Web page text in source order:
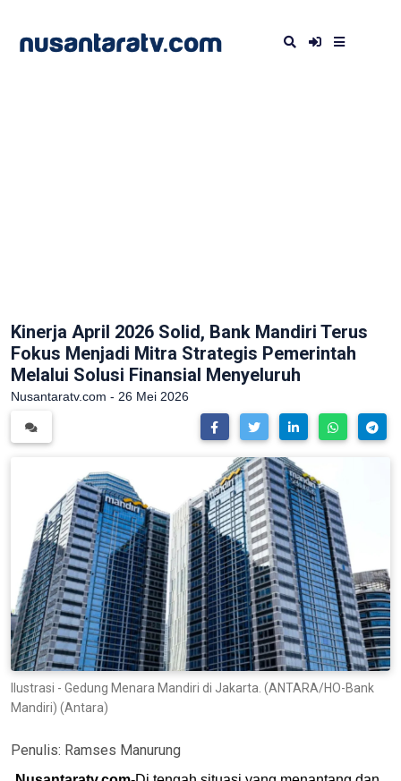
Kinerja April 2026 Solid, Bank Mandiri Terus
Fokus Menjadi Mitra Strategis Pemerintah
Melalui Solusi Finansial Menyeluruh
Nusantaratv.com - 26 Mei 2026
Ilustrasi - Gedung Menara Mandiri di Jakarta. (ANTARA/HO-Bank
Mandiri) (Antara)
Penulis: Ramses Manurung